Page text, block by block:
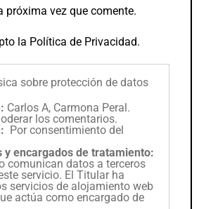
próxima vez que comente.
la Política de Privacidad.
sobre protección de datos
Carlos A, Carmona Peral.
los comentarios.
Por consentimiento del
y encargados de tratamiento:
comunican datos a terceros
servicio. El Titular ha
servicios de alojamiento web
actúa como encargado de